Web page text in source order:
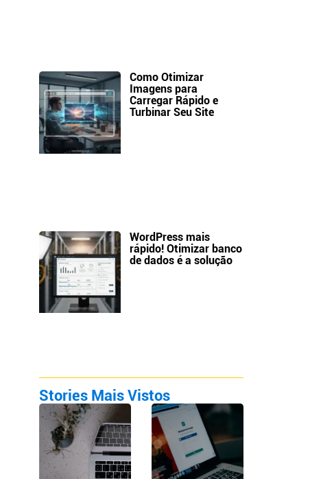
Como Otimizar
Imagens para
Carregar Rápido e
Turbinar Seu Site
WordPress mais
rápido! Otimizar banco
de dados é a solução
Stories Mais Vistos